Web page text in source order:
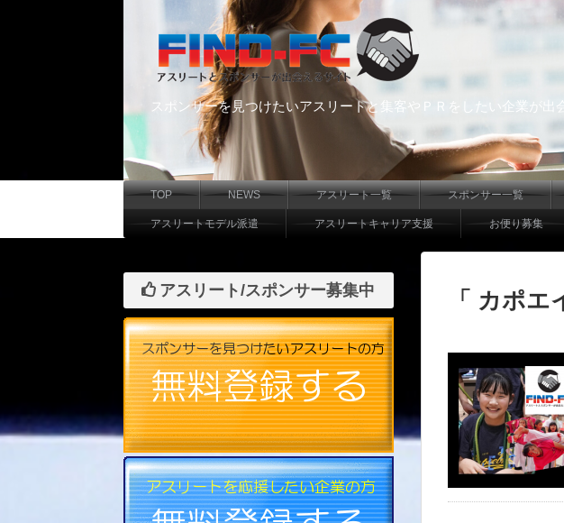
スポンサーを見つけたいアスリートと集客やＰＲをしたい企業が出
TOP NEWS アスリート一覧 スポンサー一覧
アスリートモデル派遣 アスリートキャリア支援 お便り募集
「 カポ
アスリート/スポンサー募集中